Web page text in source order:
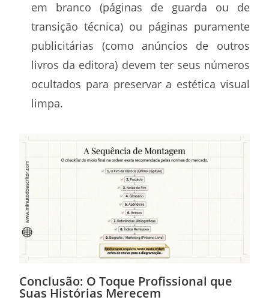
em branco (páginas de guarda ou de
transição técnica) ou páginas puramente
publicitárias (como anúncios de outros
livros da editora) devem ter seus números
ocultados para preservar a estética visual
limpa.
Conclusão: O Toque Profissional que
Suas Histórias Merecem